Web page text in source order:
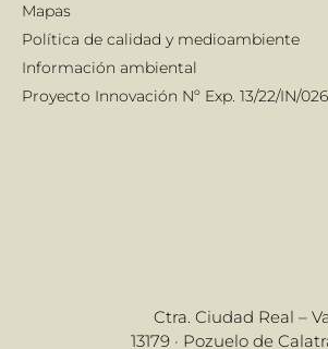
Mapas
Política de calidad y medioambiente
Información ambiental
Proyecto Innovación Nº Exp. 13/22/IN/026
Ctra. Ciudad Real –
13179 · Pozuelo de